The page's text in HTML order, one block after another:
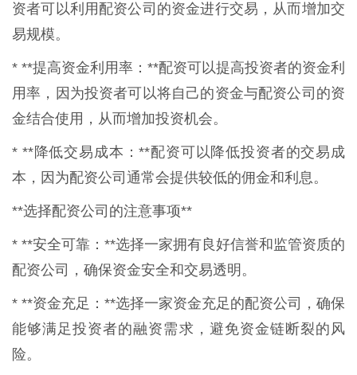
资者可以利用配资公司的资金进行交易，从而增加交
易规模。
* **提高资金利用率：**配资可以提高投资者的资金利
用率，因为投资者可以将自己的资金与配资公司的资
金结合使用，从而增加投资机会。
* **降低交易成本：**配资可以降低投资者的交易成
本，因为配资公司通常会提供较低的佣金和利息。
**选择配资公司的注意事项**
* **安全可靠：**选择一家拥有良好信誉和监管资质的
配资公司，确保资金安全和交易透明。
* **资金充足：**选择一家资金充足的配资公司，确保
能够满足投资者的融资需求，避免资金链断裂的风
险。